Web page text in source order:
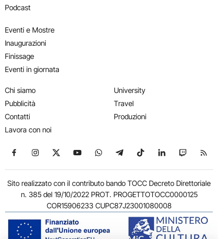
Podcast
Eventi e Mostre
Inaugurazioni
Finissage
Eventi in giornata
Chi siamo
Pubblicità
Contatti
Lavora con noi
University
Travel
Produzioni
Seguici su Facebook
Seguici su Instagram
Seguici su X
Seguici su YouTube
Seguici su WhatsApp
Seguici su Telegram
Seguici su TikTok
Seguici su
Seguici
Sito realizzato con il contributo bando TOCC Decreto Direttoriale
n. 385 del 19/10/2022 PROT. PROGETTOTOCC0000125
COR15906233 CUPC87J23001080008